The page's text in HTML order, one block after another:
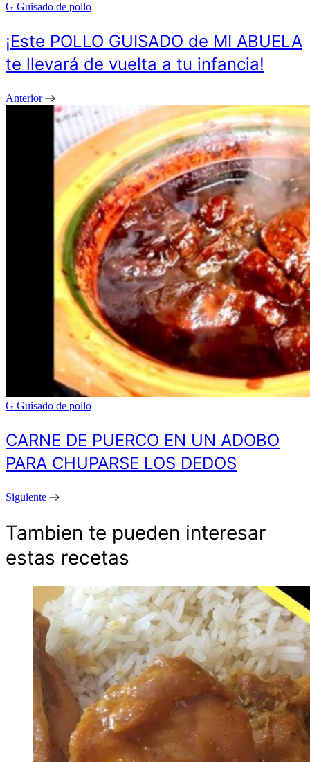
G Guisado de pollo
¡Este POLLO GUISADO de MI ABUELA
te llevará de vuelta a tu infancia!
Anterior
G Guisado de pollo
CARNE DE PUERCO EN UN ADOBO
PARA CHUPARSE LOS DEDOS
Siguiente
Tambien te pueden interesar
estas recetas